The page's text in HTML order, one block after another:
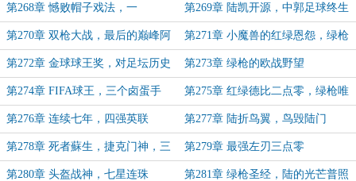
系统
第268章 憾败帽子戏法，一
千“零”一夜
第269章 陆凯开源，中郭足球终生
成就奖
第270章 双枪大战，最后的巅峰阿
森纳
第271章 小魔兽的红绿恩怨，绿枪
核心价值观
第272章 金球球王奖，对足坛历史
第一发起冲击
第273章 绿枪的欧战野望
第274章 FIFA球王，三个卤蛋手 第275章 红绿德比二点零，绿枪唯
一没征服的对手
第276章 连续七年，四强英联 第277章 陆折鸟翼，鸟毁陆门
第278章 死者蘇生，捷克门神，三
中卫体系小成
第279章 最强左刃三点零
第280章 头盔战神，七星连珠 第281章 绿枪圣经，陆的光芒普照